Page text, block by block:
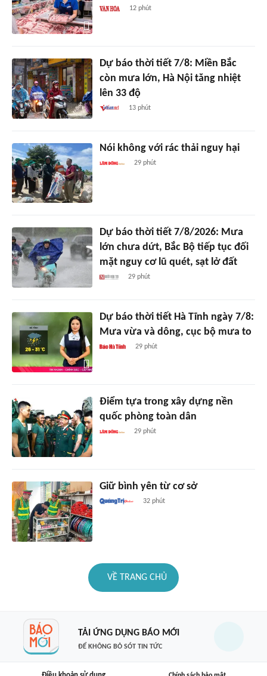
12 phút
Dự báo thời tiết 7/8: Miền Bắc
còn mưa lớn, Hà Nội tăng nhiệt
lên 33 độ
13 phút
Nói không với rác thải nguy hại
29 phút
Dự báo thời tiết 7/8/2026: Mưa
lớn chưa dứt, Bắc Bộ tiếp tục đối
mặt nguy cơ lũ quét, sạt lở đất
29 phút
Dự báo thời tiết Hà Tĩnh ngày 7/8:
Mưa vừa và dông, cục bộ mưa to
29 phút
Điểm tựa trong xây dựng nền
quốc phòng toàn dân
29 phút
Giữ bình yên từ cơ sở
32 phút
VỀ TRANG CHỦ
TẢI ỨNG DỤNG BÁO MỚI
ĐỂ KHÔNG BỎ SÓT TIN TỨC